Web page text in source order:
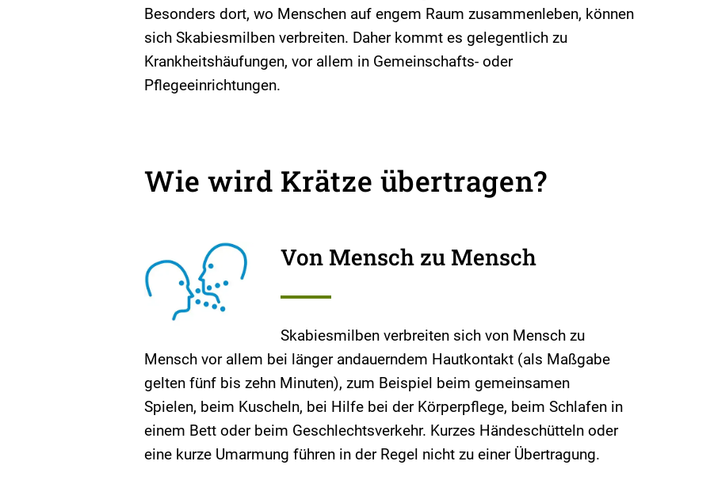
Besonders dort, wo Menschen auf engem Raum zusammenleben, können
sich Skabiesmilben verbreiten. Daher kommt es gelegentlich zu
Krankheitshäufungen, vor allem in Gemeinschafts- oder
Pflegeeinrichtungen.
Wie wird Krätze übertragen?
Von Mensch zu Mensch
Skabiesmilben verbreiten sich von Mensch zu
Mensch vor allem bei länger andauerndem Hautkontakt (als Maßgabe
gelten fünf bis zehn Minuten), zum Beispiel beim gemeinsamen
Spielen, beim Kuscheln, bei Hilfe bei der Körperpflege, beim Schlafen in
einem Bett oder beim Geschlechtsverkehr. Kurzes Händeschütteln oder
eine kurze Umarmung führen in der Regel nicht zu einer Übertragung.